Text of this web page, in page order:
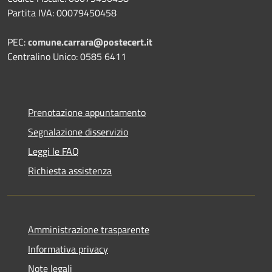
Partita IVA: 00079450458
PEC:comune.carrara@postecert.it
Centralino Unico: 0585 6411
Prenotazione appuntamento
Segnalazione disservizio
Leggi le FAQ
Richiesta assistenza
Amministrazione trasparente
Informativa privacy
Note legali